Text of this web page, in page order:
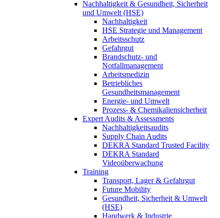
Nachhaltigkeit & Gesundheit, Sicherheit
und Umwelt (HSE)
Nachhaltigkeit
HSE Strategie und Management
Arbeitsschutz
Gefahrgut
Brandschutz- und
Notfallmanagement
Arbeitsmedizin
Betriebliches
Gesundheitsmanagement
Energie- und Umwelt
Prozess- & Chemikaliensicherheit
Expert Audits & Assessments
Nachhaltigkeitsaudits
Supply Chain Audits
DEKRA Standard Trusted Facility
DEKRA Standard
Videoüberwachung
Training
Transport, Lager & Gefahrgut
Future Mobility
Gesundheit, Sicherheit & Umwelt
(HSE)
Handwerk & Industrie